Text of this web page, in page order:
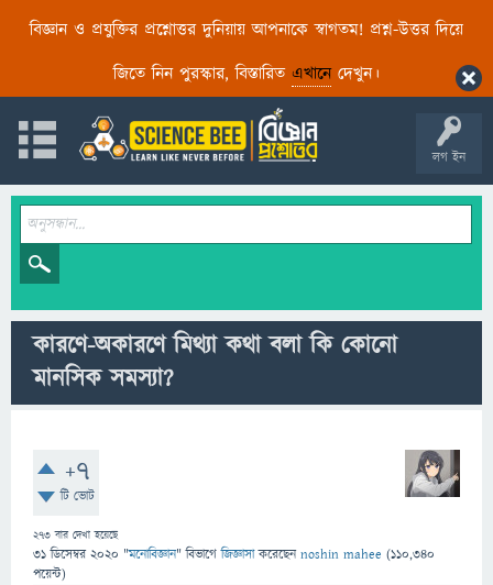
বিজ্ঞান ও প্রযুক্তির প্রশ্নোত্তর দুনিয়ায় আপনাকে স্বাগতম! প্রশ্ন-উত্তর দিয়ে
জিতে নিন পুরস্কার, বিস্তারিত এখানেদেখুন।
লগ ইন
কারণে-অকারণে মিথ্যা কথা বলা কি কোনো
মানসিক সমস্যা?
+7
টি ভোট
273 বার দেখা হয়েছে
31 ডিসেম্বর 2020 "মনোবিজ্ঞান" বিভাগে জিজ্ঞাসাকরেছেনnoshin mahee (110,340
পয়েন্ট)